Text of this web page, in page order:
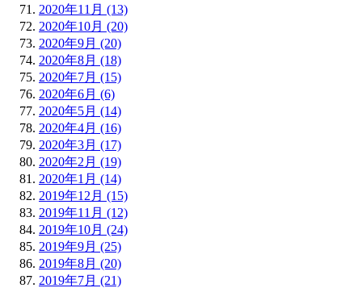
2020年11月 (13)
2020年10月 (20)
2020年9月 (20)
2020年8月 (18)
2020年7月 (15)
2020年6月 (6)
2020年5月 (14)
2020年4月 (16)
2020年3月 (17)
2020年2月 (19)
2020年1月 (14)
2019年12月 (15)
2019年11月 (12)
2019年10月 (24)
2019年9月 (25)
2019年8月 (20)
2019年7月 (21)